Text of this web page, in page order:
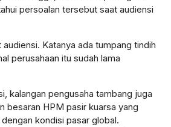
persoalan tersebut saat audiensi
audiensi. Katanya ada tumpang tindih
perusahaan itu sudah lama
kalangan pengusaha tambang juga
besaran HPM pasir kuarsa yang
kondisi pasar global.